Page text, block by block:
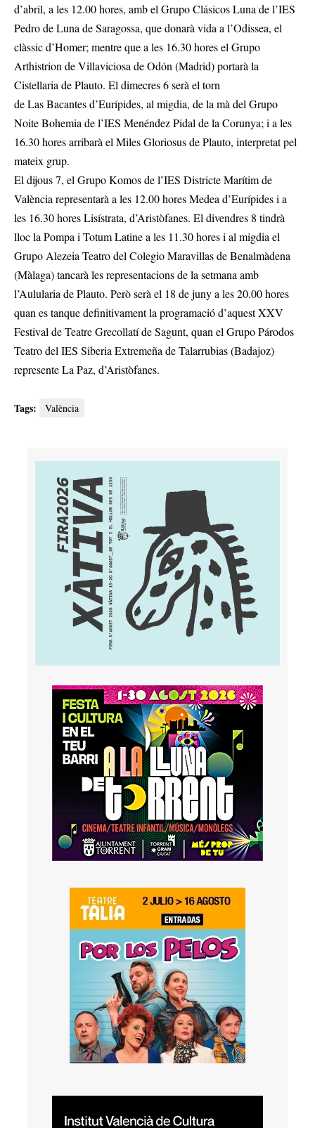
d’abril, a les 12.00 hores, amb el Grupo Clásicos Luna de l’IES
Pedro de Luna de Saragossa, que donarà vida a l’Odissea, el
clàssic d’Homer; mentre que a les 16.30 hores el Grupo
Arthistrion de Villaviciosa de Odón (Madrid) portarà la
Cistellaria de Plauto. El dimecres 6 serà el torn
de Las Bacantes d’Eurípides, al migdia, de la mà del Grupo
Noite Bohemia de l’IES Menéndez Pidal de la Corunya; i a les
16.30 hores arribarà el Miles Gloriosus de Plauto, interpretat pel
mateix grup.
El dijous 7, el Grupo Komos de l’IES Districte Marítim de
València representarà a les 12.00 hores Medea d’Eurípides i a
les 16.30 hores Lisístrata, d’Aristòfanes. El divendres 8 tindrà
lloc la Pompa i Totum Latine a les 11.30 hores i al migdia el
Grupo Alezeia Teatro del Colegio Maravillas de Benalmàdena
(Màlaga) tancarà les representacions de la setmana amb
l’Aulularia de Plauto. Però serà el 18 de juny a les 20.00 hores
quan es tanque definitivament la programació d’aquest XXV
Festival de Teatre Grecollatí de Sagunt, quan el Grupo Párodos
Teatro del IES Siberia Extremeña de Talarrubias (Badajoz)
represente La Paz, d’Aristòfanes.
Tags: València